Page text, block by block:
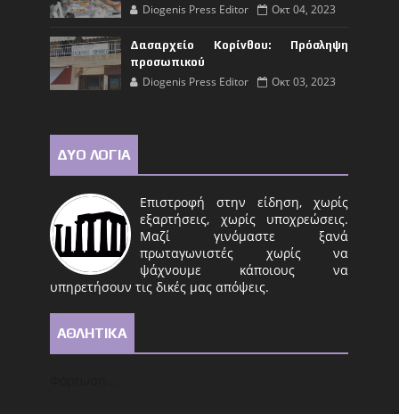
Diogenis Press Editor Οκτ 04, 2023
Δασαρχείο Κορίνθου: Πρόσληψη
προσωπικού
Diogenis Press Editor Οκτ 03, 2023
ΔΥΟ ΛΟΓΙΑ
Επιστροφή στην είδηση, χωρίς
εξαρτήσεις, χωρίς υποχρεώσεις.
Μαζί γινόμαστε ξανά
πρωταγωνιστές χωρίς να
ψάχνουμε κάποιους να
υπηρετήσουν τις δικές μας απόψεις.
ΑΘΛΗΤΙΚΑ